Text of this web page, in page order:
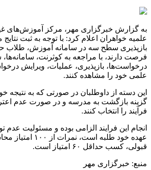
به گزارش خبرگزاری مهر، مرکز آموزش‌های
علمیه خواهران اعلام کرد: با توجه به ثبت
فرصت دارند، با مراجعه به کوثرنت،
درخواست‌ها، بازپذیری، عملیات، ویرایش
علمی خود را مشاهده کنند.
این دسته از داوطلبان در صورتی که به نتیجه
گزینه بازگشت به مدرسه و در صورت عدم
فرآیند را انتخاب کنند.
انجام این فرایند الزامی بوده و مسئولیت عدم
عهده خود طلبه است،
قبولی، کسب حداقل ۶۰ امتیاز است.
منبع: خبرگزاری مهر